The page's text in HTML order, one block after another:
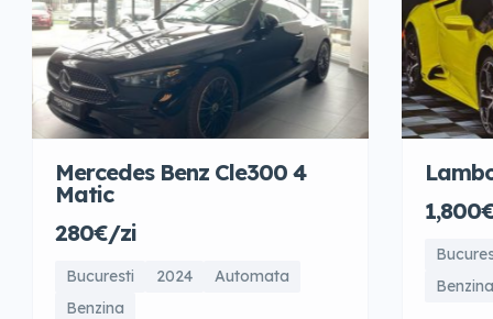
Mercedes Benz Cle300 4
Matic
280€/zi
Bucuresti 2024
Automata
Benzina
Benzina